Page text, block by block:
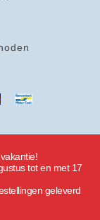
tot en met 17
geleverd